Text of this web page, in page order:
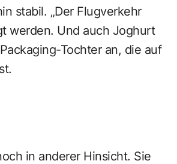
stabil. „Der Flugverkehr
werden. Und auch Joghurt
Tochter an, die auf
in anderer Hinsicht. Sie